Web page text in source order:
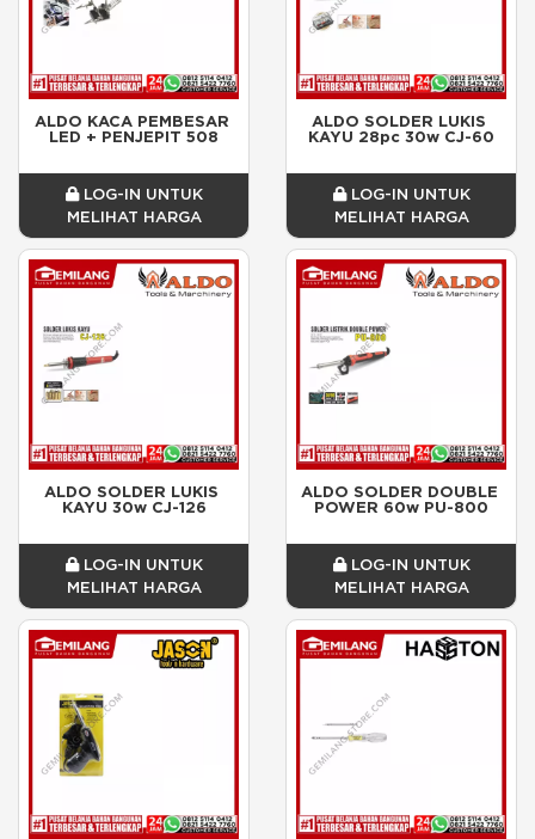
ALDO KACA PEMBESAR
LED + PENJEPIT 508
LOG-IN UNTUK
MELIHAT HARGA
ALDO SOLDER LUKIS
KAYU 28pc 30w CJ-60
LOG-IN UNTUK
MELIHAT HARGA
ALDO SOLDER LUKIS
KAYU 30w CJ-126
LOG-IN UNTUK
MELIHAT HARGA
ALDO SOLDER DOUBLE
POWER 60w PU-800
LOG-IN UNTUK
MELIHAT HARGA